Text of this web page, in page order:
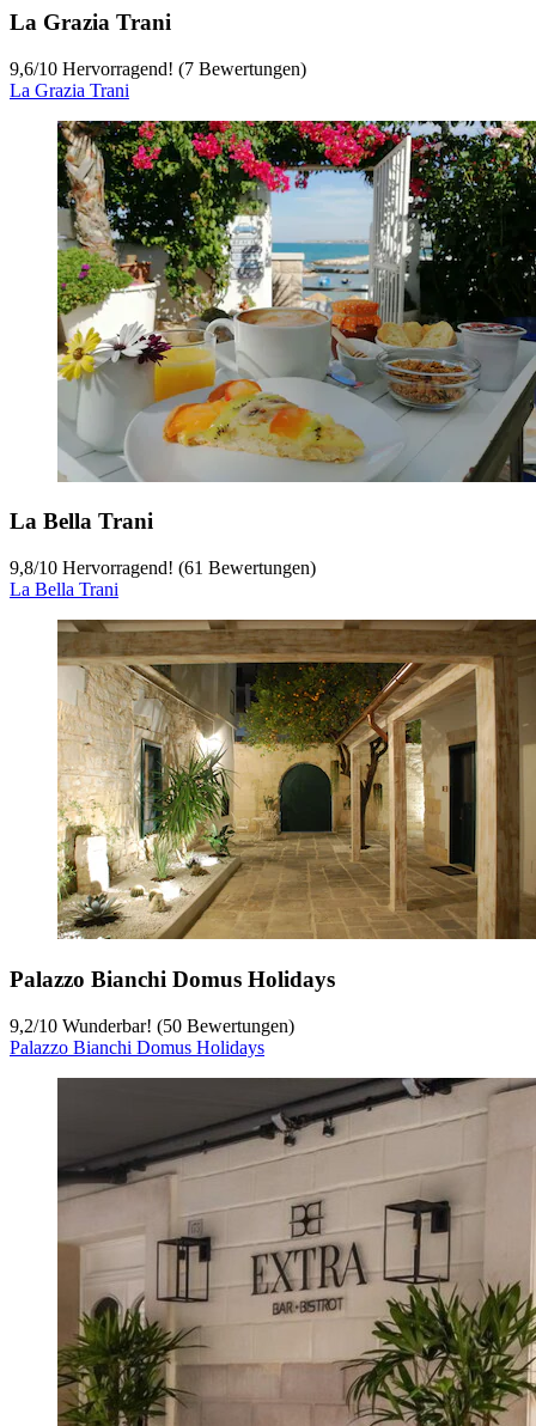
La Grazia Trani
9,6/10 Hervorragend! (7 Bewertungen)
La Grazia Trani
La Bella Trani
9,8/10 Hervorragend! (61 Bewertungen)
La Bella Trani
Palazzo Bianchi Domus Holidays
9,2/10 Wunderbar! (50 Bewertungen)
Palazzo Bianchi Domus Holidays